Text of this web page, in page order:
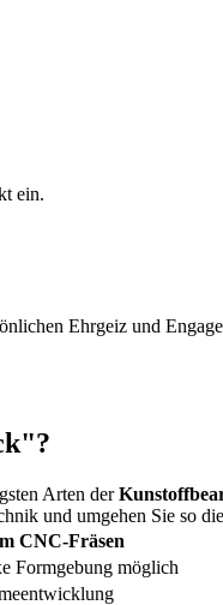
ein.
Ehrgeiz und
Arten der
und umgehen Sie so
CNC-Fräsen
Formgebung möglich